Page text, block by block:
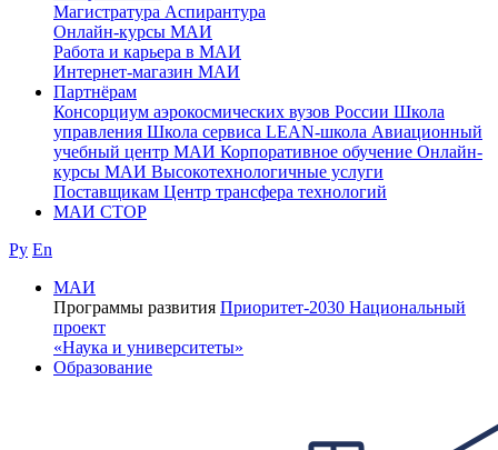
Магистратура Аспирантура
Онлайн-курсы МАИ
Работа и карьера в МАИ
Интернет-магазин МАИ
Партнёрам
Консорциум аэрокосмических вузов России Школа
управления Школа сервиса LEAN-школа Авиационный
учебный центр МАИ Корпоративное обучение Онлайн-
курсы МАИ Высокотехнологичные услуги
Поставщикам Центр трансфера технологий
МАИ СТОР
Ру En
МАИ
Программы развития Приоритет-2030 Национальный
проект
«Наука и университеты»
Образование